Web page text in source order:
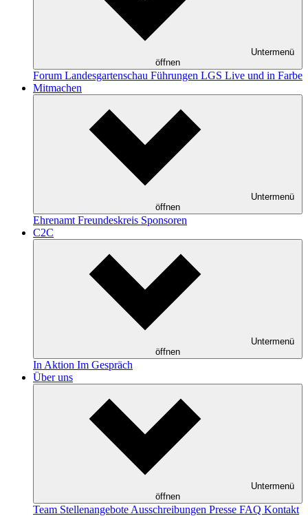
Untermenü
öffnen
Forum Landesgartenschau Führungen LGS Live und in Farbe
Mitmachen
Untermenü
öffnen
Ehrenamt Freundeskreis Sponsoren
C2C
Untermenü
öffnen
In Aktion Im Gespräch
Über uns
Untermenü
öffnen
Team Stellenangebote Ausschreibungen Presse FAQ Kontakt